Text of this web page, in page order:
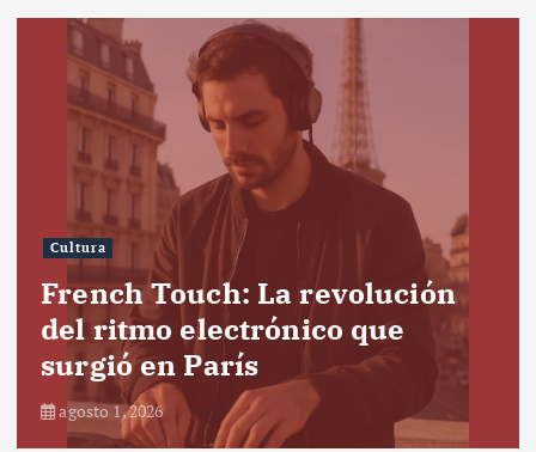
Cultura
French Touch: La revolución
del ritmo electrónico que
surgió en París
agosto 1, 2026